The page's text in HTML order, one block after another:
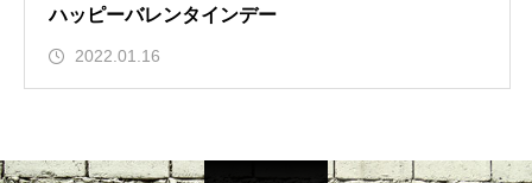
ハッピーバレンタインデー
2022.01.16